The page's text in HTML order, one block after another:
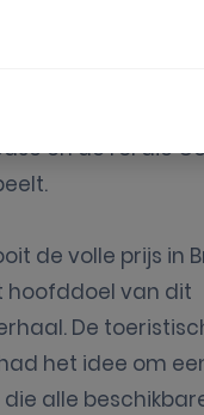
Saver app is een
best aanpakt.
en de rol die
de volle prijs in
hoofddoel van dit
De
het idee om
alle